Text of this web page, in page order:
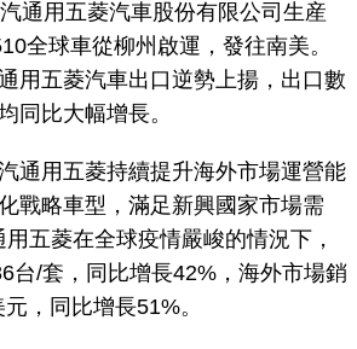
用五菱汽車股份有限公司生産
全球車從柳州啟運，發往南美。
用五菱汽車出口逆勢上揚，出口數
同比大幅增長。
用五菱持續提升海外市場運營能
戰略車型，滿足新興國家市場需
五菱在全球疫情嚴峻的情況下，
台/套，同比增長42%，海外市場銷
，同比增長51%。